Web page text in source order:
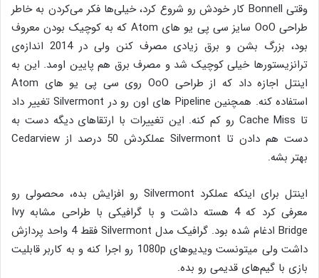
وقتی Bonnell کار خودش رو شروع کرد، خیلی‌ها فکر می‌کردن به خاطر
طراحی OoO سایز سی پی یو های Atom که به کوچیک بودن معروف
بود، بزرگ بشن و برق زیادی مصرف کنن ولی در 2014 اندازه‌ی
ترانزیستورها خیلی کوچیک شد و مصرف برق هم پایین اومد. این به
اینتل اجازه داد که از طراحی OoO روی سی پی یو های Atom
استفاده کنه. همچنین Pipeline های اون رو در Silvermont تغییر داد
تا Cache Miss رو کم کنه. این تغییرات با ارتقاهای دیگه دست به
دست هم دادن تا Silvermont عملکردش 50 درصد از Cedarview
بهتر بشه.
اینتل برای اینکه عملکرد Silvermont رو افزایش بده، محصولی رو
معرفی کرد که 4 هسته داشت و با گرافیکی با طراحی مشابه Ivy
Bridge ادغام شده بود. گرافیک مدل Silvermont فقط 4 واحد پردازش
داشت ولی میتونست ویدیوهای 1080p رو اجرا کنه و به کاربر قابلیت
بازی با گیم‌های قدیمی رو بده.